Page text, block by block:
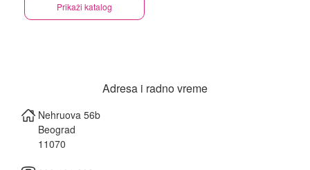
Prikaži katalog
Adresa i radno vreme
Nehruova 56b
Beograd
11070